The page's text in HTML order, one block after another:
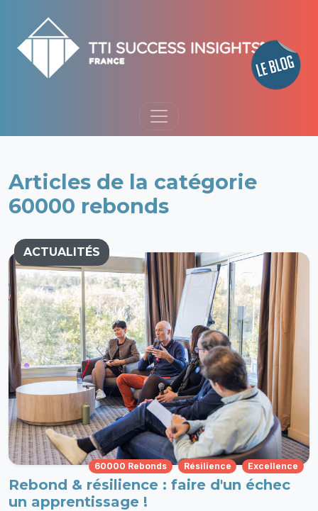
Articles de la catégorie
60000 rebonds
ACTUALITÉS
60000 Rebonds Résilience Excellence
Rebond & résilience : faire d'un échec
un apprentissage !